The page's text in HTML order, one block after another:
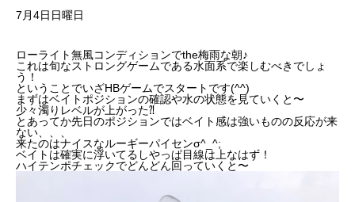
7月4日日曜日
ローライト無風コンディションでthe梅雨な朝♪
これは旬なストロングゲームである水面系で楽しむべきでしょ
う！
ということでいざHBゲームでスタートです(^^)
まずはベイトポジションの確認や水の状態を見ていくと〜
少々濁りレベルが上がった⁈
とあってか先日のポジションではベイト感は強いものの反応が来
ない、、、
来たのはナイスなルーギーパイセンσ^_^;
ベイトは確実に浮いてるしやっぱ目線は上なはず！
ハイテンポチェックでどんどん回っていくと〜